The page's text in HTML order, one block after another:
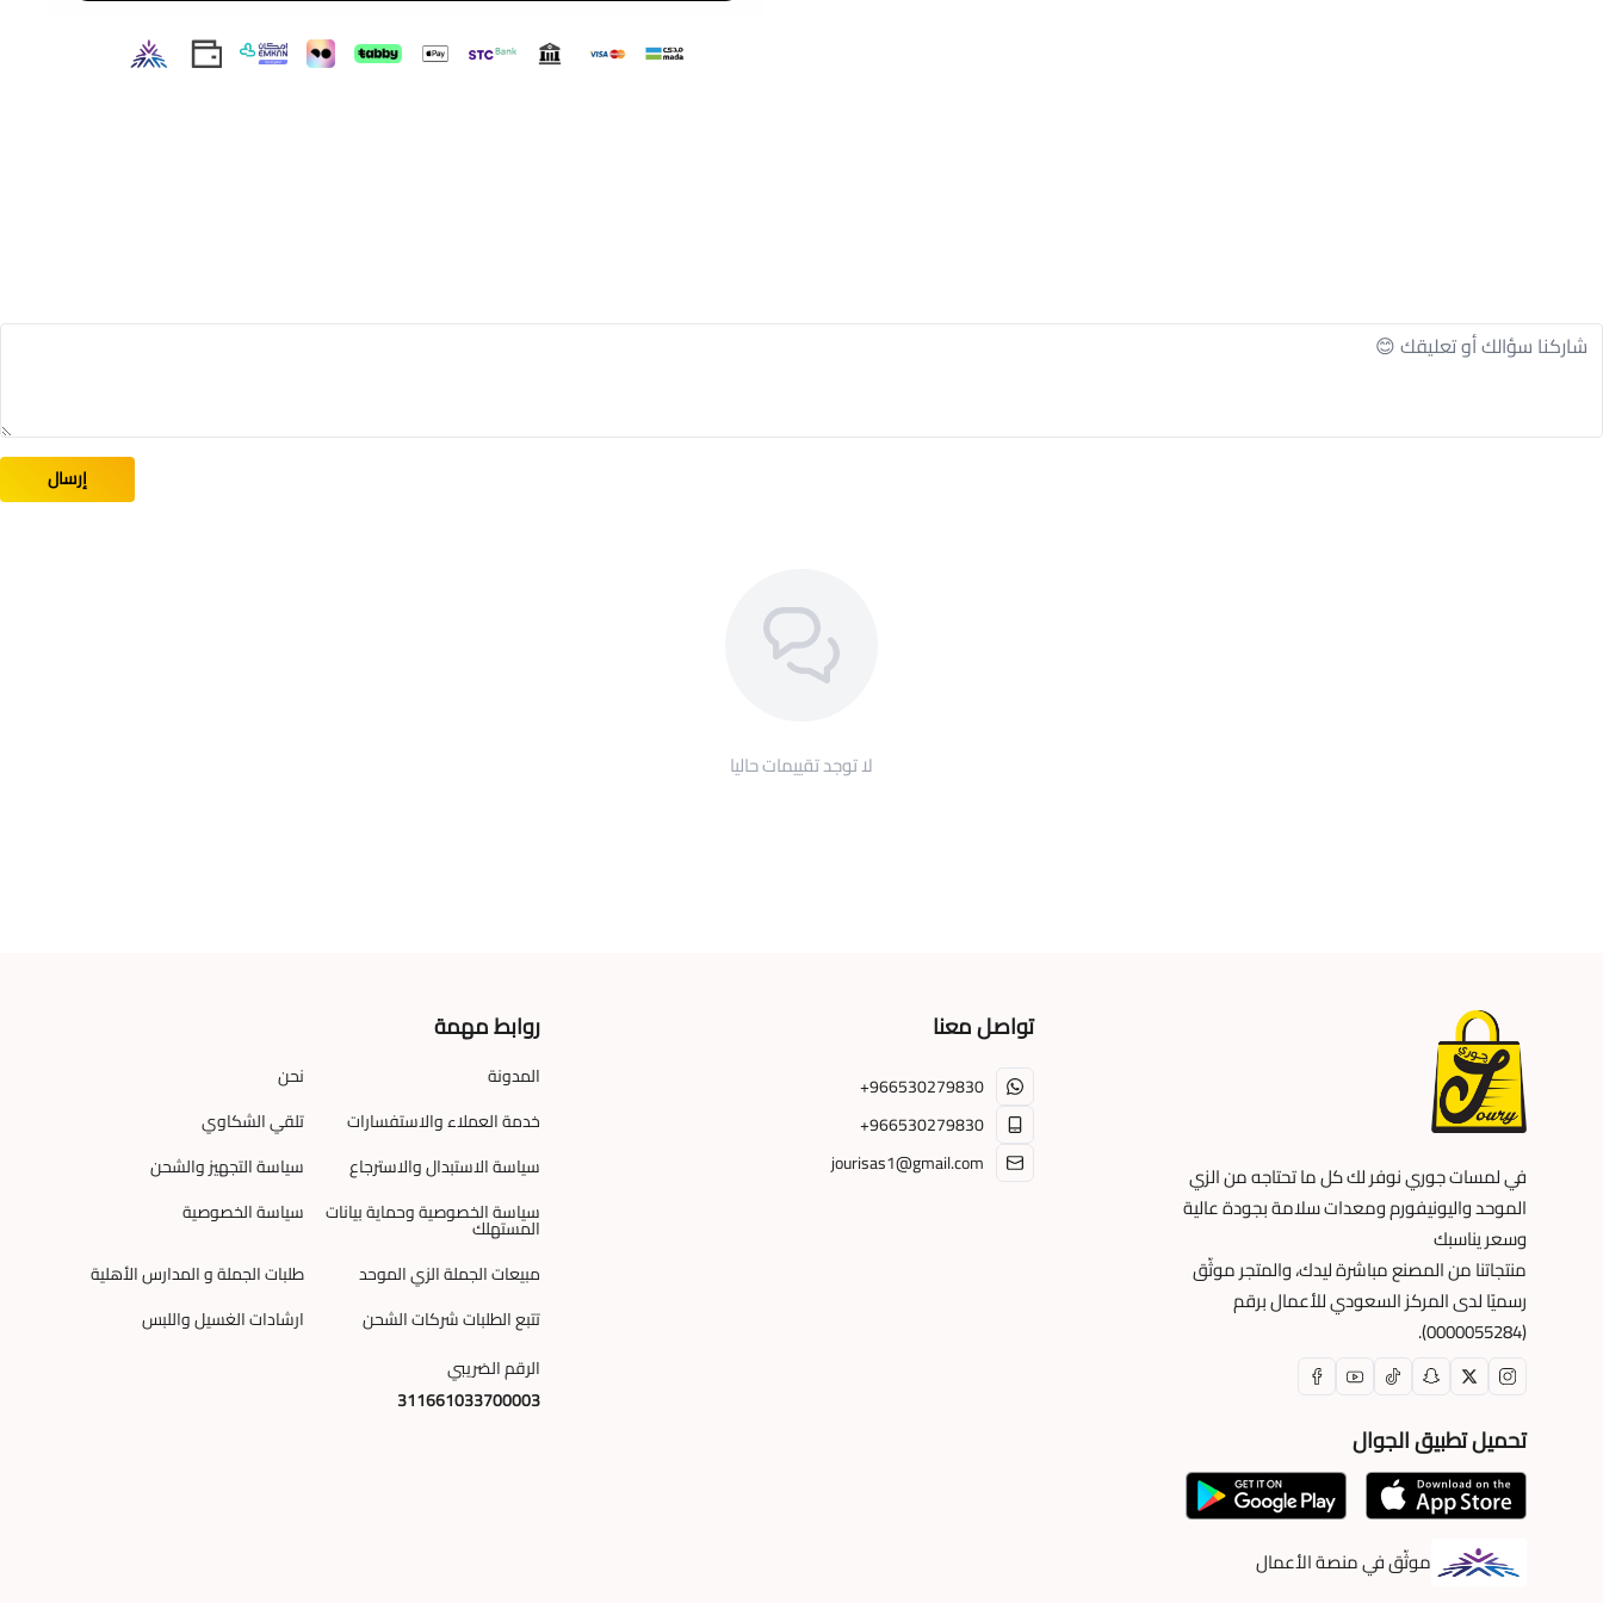
إرسال
لا توجد تقييمات حاليا
في لمسات جوري نوفر لك كل ما تحتاجه من الزي
الموحد واليونيفورم ومعدات سلامة بجودة عالية
وسعر يناسبك
منتجاتنا من المصنع مباشرة ليدك، والمتجر موثّق
رسميًا لدى المركز السعودي للأعمال برقم
(0000055284).
تحميل تطبيق الجوال
موثّق في منصة الأعمال
تواصل معنا
+966530279830
+966530279830
jourisas1@gmail.com
روابط مهمة
المدونة
نحن
خدمة العملاء والاستفسارات
تلقي الشكاوي
سياسة الاستبدال والاسترجاع
سياسة التجهيز والشحن
سياسة الخصوصية وحماية بيانات
المستهلك
سياسة الخصوصية
مبيعات الجملة الزي الموحد
طلبات الجملة و المدارس الأهلية
تتبع الطلبات شركات الشحن
ارشادات الغسيل واللبس
الرقم الضريبي
311661033700003